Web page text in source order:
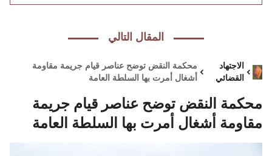
المقال التالي
الاجتهاد
القضائي
محكمة النقض توضح عناصر قيام جريمة مقاومة
أشغال أمرت بها السلطة العامة
محكمة النقض توضح عناصر قيام جريمة
مقاومة أشغال أمرت بها السلطة العامة